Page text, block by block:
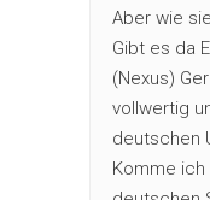
Aber wie
Gibt es da
(Nexus)
vollwertig
deutschen
Komme